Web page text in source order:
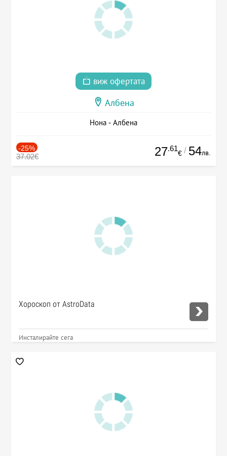
виж офертата
Албена
Нона - Албена
-25%
37.02€ 27.61
€ / 54лв.
Хороскоп от AstroData
Инсталирайте сега